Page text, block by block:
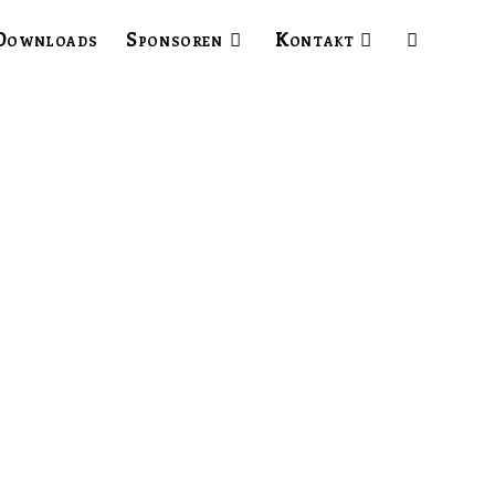
Sponsoren Kontakt